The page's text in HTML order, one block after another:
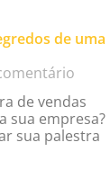
de uma
de vendas
sua empresa?
sua palestra